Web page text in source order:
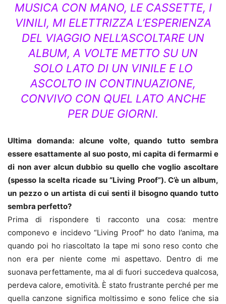
MUSICA CON MANO, LE CASSETTE, I
VINILI, MI ELETTRIZZA L’ESPERIENZA
DEL VIAGGIO NELL’ASCOLTARE UN
ALBUM, A VOLTE METTO SU UN
SOLO LATO DI UN VINILE E LO
ASCOLTO IN CONTINUAZIONE,
CONVIVO CON QUEL LATO ANCHE
PER DUE GIORNI.
Ultima domanda: alcune volte, quando tutto sembra
essere esattamente al suo posto, mi capita di fermarmi e
di non aver alcun dubbio su quello che voglio ascoltare
(spesso la scelta ricade su “Living Proof”). C’è un album,
un pezzo o un artista di cui senti il bisogno quando tutto
sembra perfetto?
Prima di rispondere ti racconto una cosa: mentre
componevo e incidevo “Living Proof” ho dato l’anima, ma
quando poi ho riascoltato la tape mi sono reso conto che
non era per niente come mi aspettavo. Dentro di me
suonava perfettamente, ma al di fuori succedeva qualcosa,
perdeva calore, emotività. È stato frustrante perché per me
quella canzone significa moltissimo e sono felice che sia